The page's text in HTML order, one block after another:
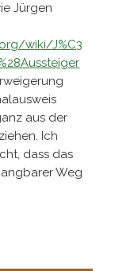
Jürgen
wiki/J%C3
aus der
Ich
dass das
Weg